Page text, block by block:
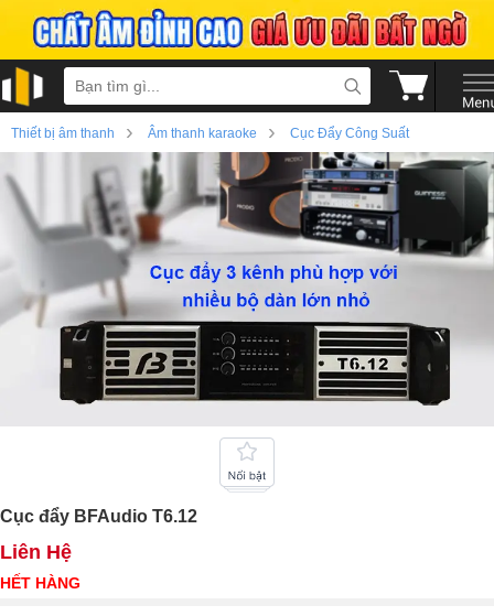
Thiết bị âm thanh › Âm thanh karaoke › Cục Đẩy Công Suất
Cục đẩy BFAudio T6.12
Liên Hệ
HẾT HÀNG